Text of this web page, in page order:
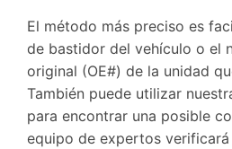
El método más preciso es
de bastidor del vehículo o el
original (OE#) de la unidad
También puede utilizar
para encontrar una posible
equipo de expertos